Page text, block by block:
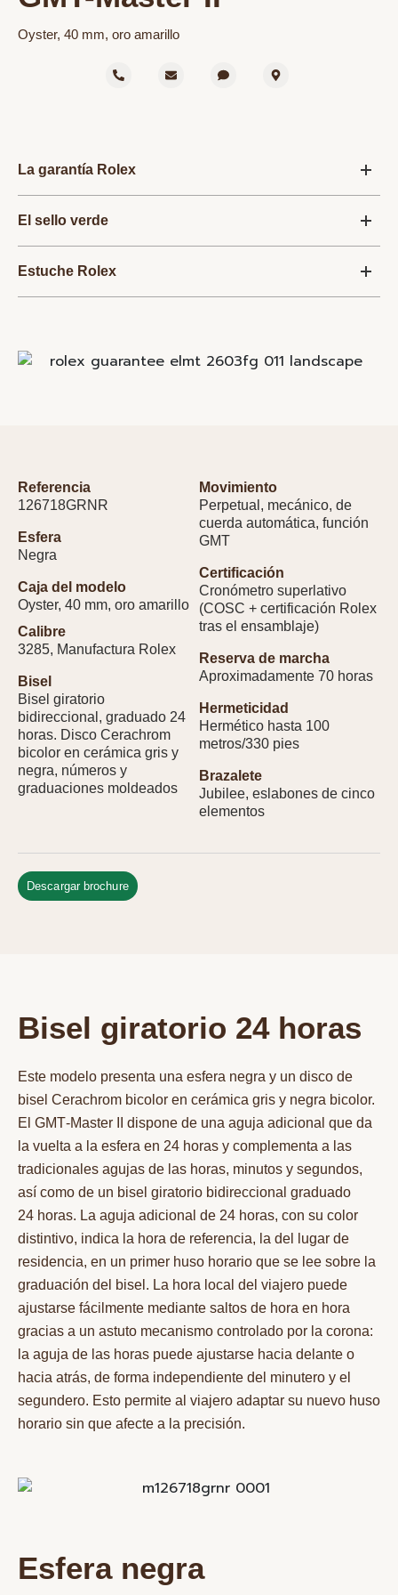
Oyster, 40 mm, oro amarillo
La garantía Rolex
El sello verde
Estuche Rolex
Referencia
126718GRNR
Esfera
Negra
Caja del modelo
Oyster, 40 mm, oro amarillo
Calibre
3285, Manufactura Rolex
Bisel
Bisel giratorio
bidireccional, graduado 24
horas. Disco Cerachrom
bicolor en cerámica gris y
negra, números y
graduaciones moldeados
Movimiento
Perpetual, mecánico, de
cuerda automática, función
GMT
Certificación
Cronómetro superlativo
(COSC + certificación Rolex
tras el ensamblaje)
Reserva de marcha
Aproximadamente 70 horas
Hermeticidad
Hermético hasta 100
metros/330 pies
Brazalete
Jubilee, eslabones de cinco
elementos
Descargar brochure
Bisel giratorio 24 horas
Este modelo presenta una esfera negra y un disco de
bisel Cerachrom bicolor en cerámica gris y negra bicolor.
El GMT‑Master II dispone de una aguja adicional que da
la vuelta a la esfera en 24 horas y complementa a las
tradicionales agujas de las horas, minutos y segundos,
así como de un bisel giratorio bidireccional graduado
24 horas. La aguja adicional de 24 horas, con su color
distintivo, indica la hora de referencia, la del lugar de
residencia, en un primer huso horario que se lee sobre la
graduación del bisel. La hora local del viajero puede
ajustarse fácilmente mediante saltos de hora en hora
gracias a un astuto mecanismo controlado por la corona:
la aguja de las horas puede ajustarse hacia delante o
hacia atrás, de forma independiente del minutero y el
segundero. Esto permite al viajero adaptar su nuevo huso
horario sin que afecte a la precisión.
Esfera negra